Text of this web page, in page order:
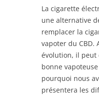
La cigarette
une alternative
remplacer la
vapoter du CBD.
évolution, il peut
bonne
pourquoi nous
présentera les